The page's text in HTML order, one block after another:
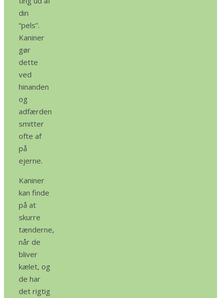
din
“pels”.
Kaniner
gør
dette
ved
hinanden
og
adfærden
smitter
ofte af
på
ejerne.
Kaniner
kan finde
på at
skurre
tænderne,
når de
bliver
kælet, og
de har
det rigtig